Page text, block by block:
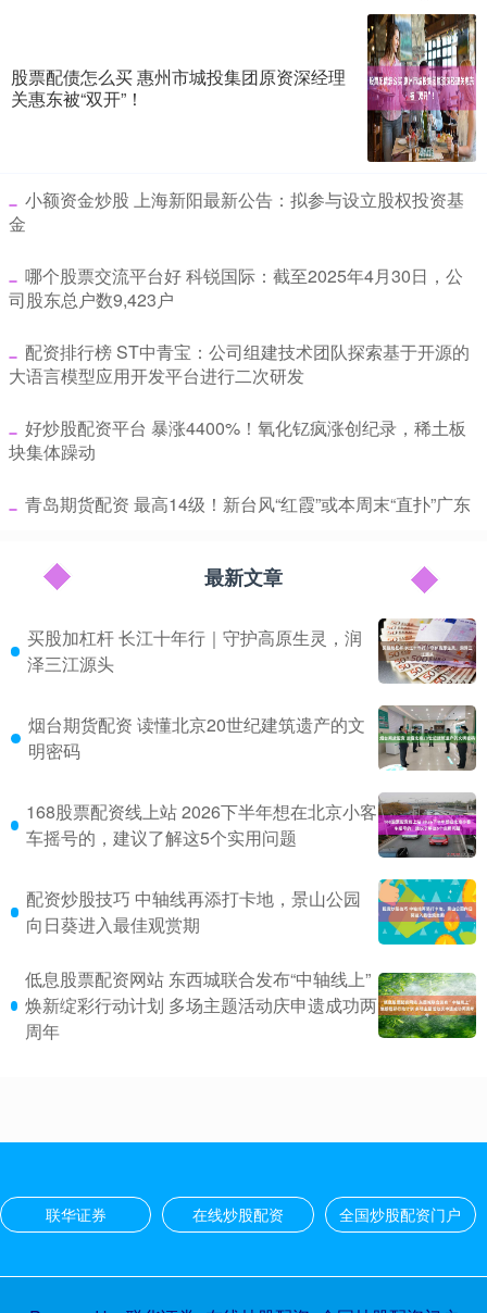
股票配债怎么买 惠州市城投集团原资深经理
关惠东被“双开”！
​小额资金炒股 上海新阳最新公告：拟参与设立股权投资基
金
​哪个股票交流平台好 科锐国际：截至2025年4月30日，公
司股东总户数9,423户
​配资排行榜 ST中青宝：公司组建技术团队探索基于开源的
大语言模型应用开发平台进行二次研发
​好炒股配资平台 暴涨4400%！氧化钇疯涨创纪录，稀土板
块集体躁动
​青岛期货配资 最高14级！新台风“红霞”或本周末“直扑”广东
最新文章
买股加杠杆 长江十年行｜守护高原生灵，润
泽三江源头
烟台期货配资 读懂北京20世纪建筑遗产的文
明密码
168股票配资线上站 2026下半年想在北京小客
车摇号的，建议了解这5个实用问题
配资炒股技巧 中轴线再添打卡地，景山公园
向日葵进入最佳观赏期
低息股票配资网站 东西城联合发布“中轴线上”
焕新绽彩行动计划 多场主题活动庆申遗成功两
周年
联华证券 在线炒股配资 全国炒股配资门户